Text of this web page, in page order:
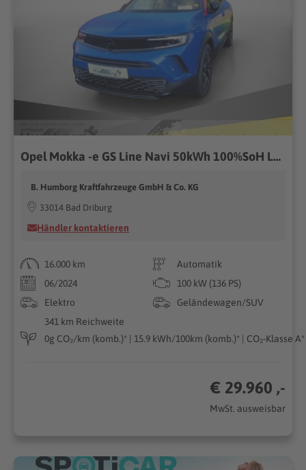
Opel Mokka -e GS Line Navi 50kWh 100%SoH LED ACC Apple CarPlay Android Musikstreaming...
B. Humborg Kraftfahrzeuge GmbH & Co. KG
33014 Bad Driburg
Händler kontaktieren
16.000 km
Automatik
06/2024
100 kW (136 PS)
Elektro
Geländewagen/SUV
341 km Reichweite
0g CO₂/km (komb.)* | 15.9 kWh/100km (komb.)* | CO₂-Klasse A*
€ 29.960 ,-
MwSt. ausweisbar